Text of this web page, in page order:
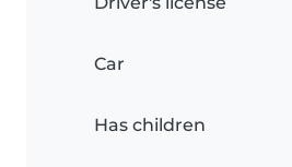
Car
Has children